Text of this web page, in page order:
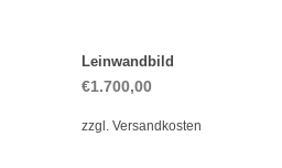
Leinwandbild
€1.700,00
zzgl. Versandkosten